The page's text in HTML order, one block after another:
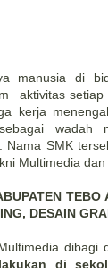
manusia di
aktivitas
kerja
wadah
Nama SMK
Multimedia dan
DESAIN
di